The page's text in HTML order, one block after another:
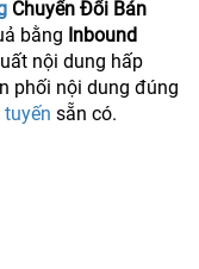
Chuyển Đổi Bán
bằng Inbound
nội dung hấp
phối nội dung đúng
sẵn có.